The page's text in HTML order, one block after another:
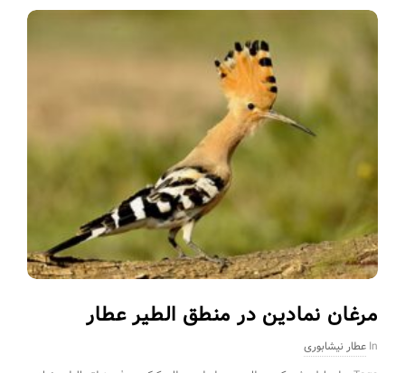
مرغان نمادین در منطق الطیر عطار
In عطار نیشابوری